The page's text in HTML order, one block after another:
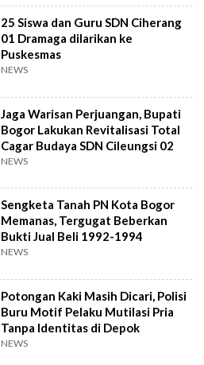
25 Siswa dan Guru SDN Ciherang
01 Dramaga dilarikan ke
Puskesmas
NEWS
Jaga Warisan Perjuangan, Bupati
Bogor Lakukan Revitalisasi Total
Cagar Budaya SDN Cileungsi 02
NEWS
Sengketa Tanah PN Kota Bogor
Memanas, Tergugat Beberkan
Bukti Jual Beli 1992-1994
NEWS
Potongan Kaki Masih Dicari, Polisi
Buru Motif Pelaku Mutilasi Pria
Tanpa Identitas di Depok
NEWS